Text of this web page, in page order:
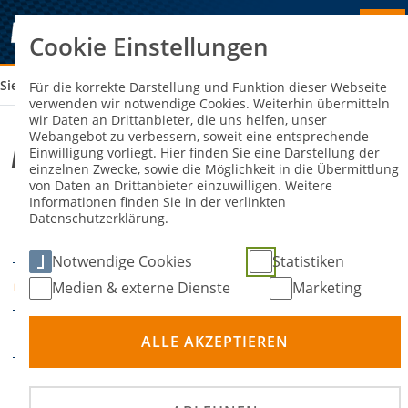
Sie sind hier: ADAC MX MASTERS BITCHE 2026
ADAC MX Masters Bitche 2026
DATUM
16. Mai 2026
ORT Bitche
Motocross
Internationale Deutsche
Cookie Einstellungen
Für die korrekte Darstellung und Funktion dieser Webseite
verwenden wir notwendige Cookies. Weiterhin übermitteln
wir Daten an Drittanbieter, die uns helfen, unser
Webangebot zu verbessern, soweit eine entsprechende
Einwilligung vorliegt. Hier finden Sie eine Darstellung der
einzelnen Zwecke, sowie die Möglichkeit in die Übermittlung
von Daten an Drittanbieter einzuwilligen. Weitere
Informationen finden Sie in der verlinkten
Datenschutzerklärung.
Notwendige Cookies
Statistiken
Medien & externe Dienste
Marketing
ALLE AKZEPTIEREN